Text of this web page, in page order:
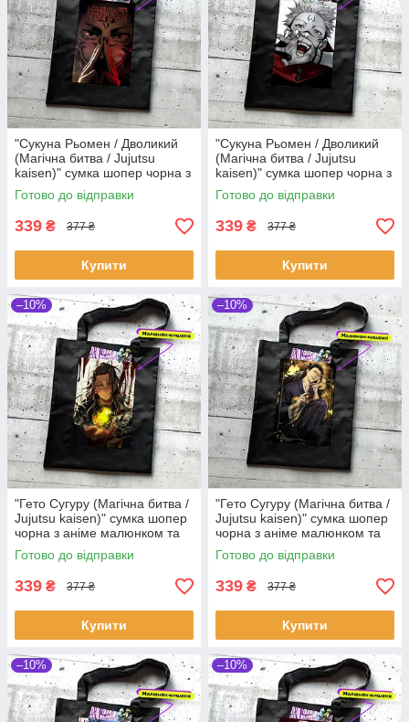
"Сукуна Рьомен / Дволикий
(Магічна битва / Jujutsu
kaisen)" сумка шопер чорна з
аніме малюнком та кишенею
Готово до відправки
339 ₴ 377 ₴
Купити
"Сукуна Рьомен / Дволикий
(Магічна битва / Jujutsu
kaisen)" сумка шопер чорна з
аніме малюнком та кишенею
Готово до відправки
339 ₴ 377 ₴
Купити
–10%
"Гето Сугуру (Магічна битва /
Jujutsu kaisen)" сумка шопер
чорна з аніме малюнком та
кишенею
Готово до відправки
339 ₴ 377 ₴
Купити
–10%
"Гето Сугуру (Магічна битва /
Jujutsu kaisen)" сумка шопер
чорна з аніме малюнком та
кишенею
Готово до відправки
339 ₴ 377 ₴
Купити
–10% –10%